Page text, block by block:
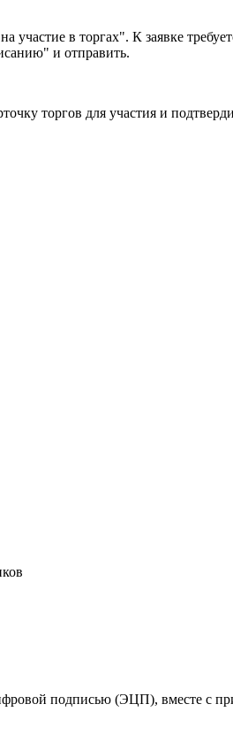
участие в торгах". К заявке
и отправить.
торгов для участия и
подписью (ЭЦП), вместе с